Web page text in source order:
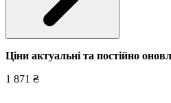
Ціни актуальні та постійно оновл
1 871 ₴